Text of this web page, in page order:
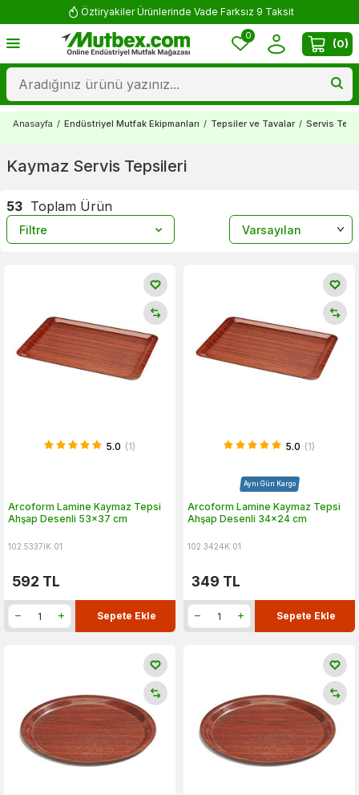
Öztiryakiler Ürünlerinde Vade Farksız 9 Taksit
0
(0)
Anasayfa / Endüstriyel Mutfak Ekipmanları / Tepsiler ve Tavalar / Servis
Kaymaz Servis Tepsileri
53 Toplam Ürün
Filtre
5.0 (1)
Arcoform Lamine Kaymaz Tepsi
Ahşap Desenli 53x37 cm
102.5337İK.01
592 TL
Sepete Ekle
5.0 (1)
Aynı Gün Kargo
Arcoform Lamine Kaymaz Tepsi
Ahşap Desenli 34x24 cm
102.3424K.01
349 TL
Sepete Ekle